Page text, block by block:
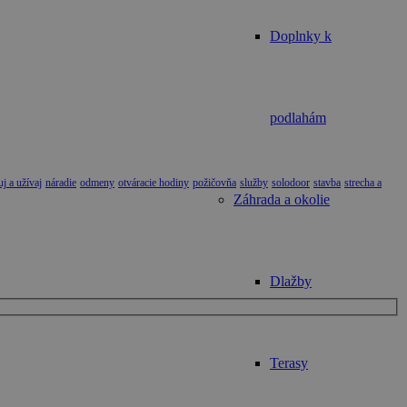
Doplnky k
podlahám
Záhrada a okolie
Dlažby
Terasy
a užívaj náradie odmeny otváracie hodiny požičovňa služby solodoor stavba strecha a